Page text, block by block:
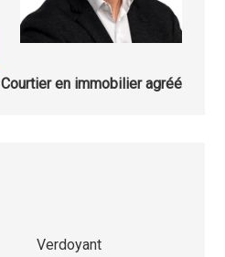
Courtier en immobilier agréé
Verdoyant